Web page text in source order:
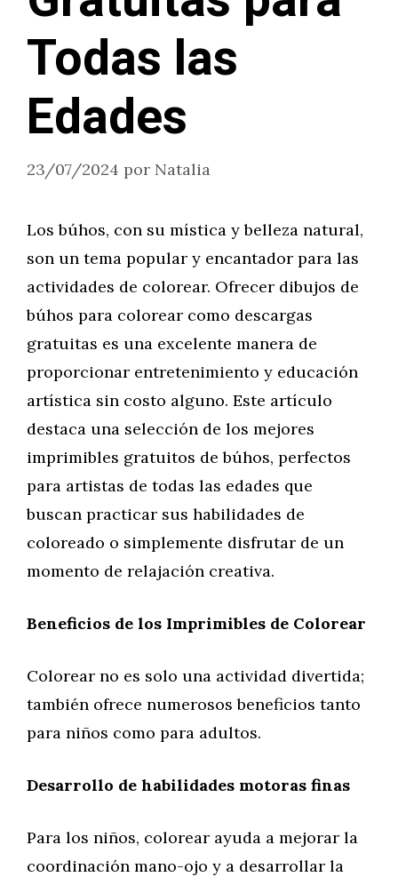
Todas las
Edades
23/07/2024 por Natalia
Los búhos, con su mística y belleza natural,
son un tema popular y encantador para las
actividades de colorear. Ofrecer dibujos de
búhos para colorear como descargas
gratuitas es una excelente manera de
proporcionar entretenimiento y educación
artística sin costo alguno. Este artículo
destaca una selección de los mejores
imprimibles gratuitos de búhos, perfectos
para artistas de todas las edades que
buscan practicar sus habilidades de
coloreado o simplemente disfrutar de un
momento de relajación creativa.
Beneficios de los Imprimibles de Colorear
Colorear no es solo una actividad divertida;
también ofrece numerosos beneficios tanto
para niños como para adultos.
Desarrollo de habilidades motoras finas
Para los niños, colorear ayuda a mejorar la
coordinación mano-ojo y a desarrollar la